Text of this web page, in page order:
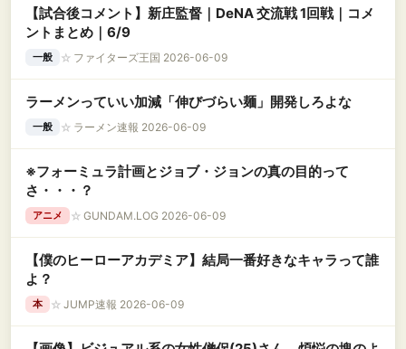
【試合後コメント】新庄監督｜DeNA 交流戦 1回戦｜コメ
ントまとめ｜6/9
一般 ☆ ファイターズ王国 2026-06-09
ラーメンっていい加減「伸びづらい麺」開発しろよな
一般 ☆ ラーメン速報 2026-06-09
※フォーミュラ計画とジョブ・ジョンの真の目的って
さ・・・？
アニメ ☆ GUNDAM.LOG 2026-06-09
【僕のヒーローアカデミア】結局一番好きなキャラって誰
よ？
本 ☆ JUMP速報 2026-06-09